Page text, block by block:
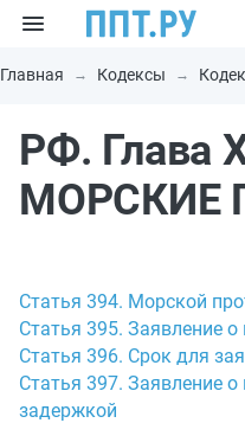
Главная Кодексы
РФ. Глава
МОРСКИЕ
Статья 394. Морской
Статья 395. Заявление
Статья 396. Срок для
Статья 397. Заявление
задержкой